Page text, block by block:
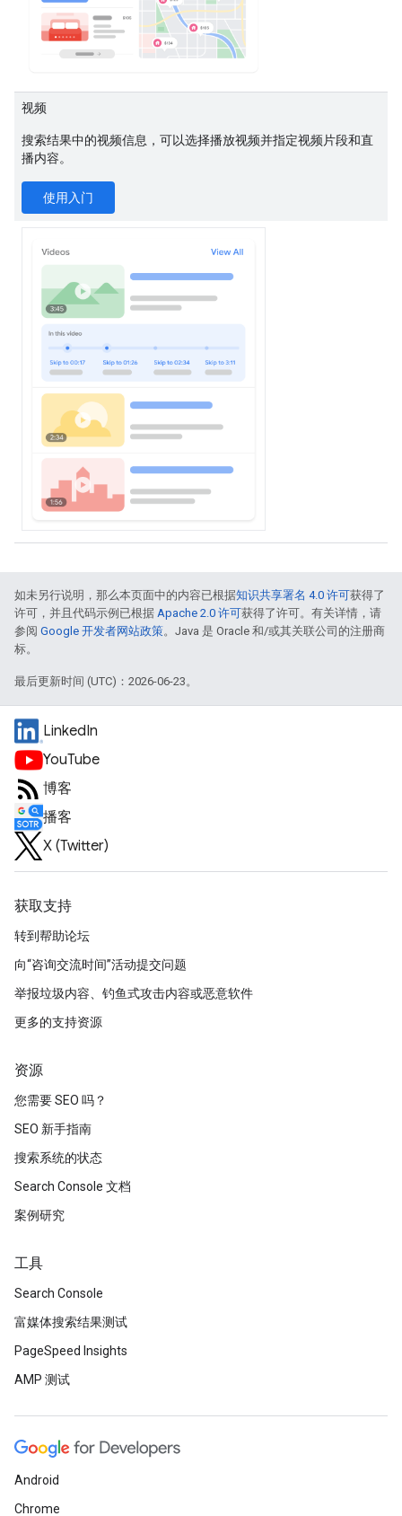
视频
搜索结果中的视频信息，可以选择播放视频并指定视频片段和直
播内容。
使用入门
如未另行说明，那么本页面中的内容已根据知识共享署名 4.0 许可获得了
许可，并且代码示例已根据 Apache 2.0 许可获得了许可。有关详情，请
参阅 Google 开发者网站政策。Java 是 Oracle 和/或其关联公司的注册商
标。
最后更新时间 (UTC)：2026-06-23。
LinkedIn
YouTube
博客
播客
X (Twitter)
获取支持
转到帮助论坛
向“咨询交流时间”活动提交问题
举报垃圾内容、钓鱼式攻击内容或恶意软件
更多的支持资源
资源
您需要 SEO 吗？
SEO 新手指南
搜索系统的状态
Search Console 文档
案例研究
工具
Search Console
富媒体搜索结果测试
PageSpeed Insights
AMP 测试
Android
Chrome